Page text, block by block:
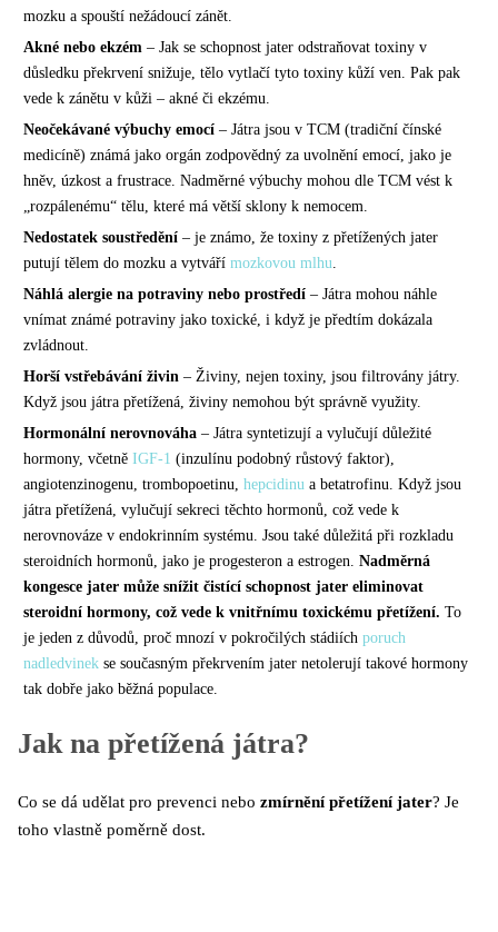
mozku a spouští nežádoucí zánět.
Akné nebo ekzém – Jak se schopnost jater odstraňovat toxiny v
důsledku překrvení snižuje, tělo vytlačí tyto toxiny kůží ven. Pak pak
vede k zánětu v kůži – akné či ekzému.
Neočekávané výbuchy emocí – Játra jsou v TCM (tradiční čínské
medicíně) známá jako orgán zodpovědný za uvolnění emocí, jako je
hněv, úzkost a frustrace. Nadměrné výbuchy mohou dle TCM vést k
„rozpálenému“ tělu, které má větší sklony k nemocem.
Nedostatek soustředění – je známo, že toxiny z přetížených jater
putují tělem do mozku a vytváří mozkovou mlhu.
Náhlá alergie na potraviny nebo prostředí – Játra mohou náhle
vnímat známé potraviny jako toxické, i když je předtím dokázala
zvládnout.
Horší vstřebávání živin – Živiny, nejen toxiny, jsou filtrovány játry.
Když jsou játra přetížená, živiny nemohou být správně využity.
Hormonální nerovnováha – Játra syntetizují a vylučují důležité
hormony, včetně IGF-1 (inzulínu podobný růstový faktor),
angiotenzinogenu, trombopoetinu, hepcidinu a betatrofinu. Když jsou
játra přetížená, vylučují sekreci těchto hormonů, což vede k
nerovnováze v endokrinním systému. Jsou také důležitá při rozkladu
steroidních hormonů, jako je progesteron a estrogen. Nadměrná
kongesce jater může snížit čistící schopnost jater eliminovat
steroidní hormony, což vede k vnitřnímu toxickému přetížení. To
je jeden z důvodů, proč mnozí v pokročilých stádiích poruch
nadledvinek se současným překrvením jater netolerují takové hormony
tak dobře jako běžná populace.
Jak na přetížená játra?
Co se dá udělat pro prevenci nebo zmírnění přetížení jater? Je
toho vlastně poměrně dost.